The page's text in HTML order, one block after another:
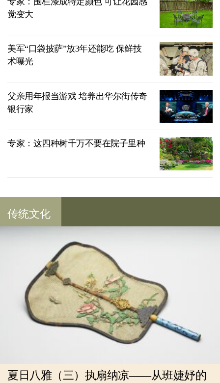
觉变大
美军“口袋披萨”放3年还能吃 保鲜技
术曝光
父亲用年报当游戏 培养出华尔街传奇
银行家
专家：这四种树千万不要在院子里种
传统文化
夏日八雅（三）执扇纳凉——从班婕妤的